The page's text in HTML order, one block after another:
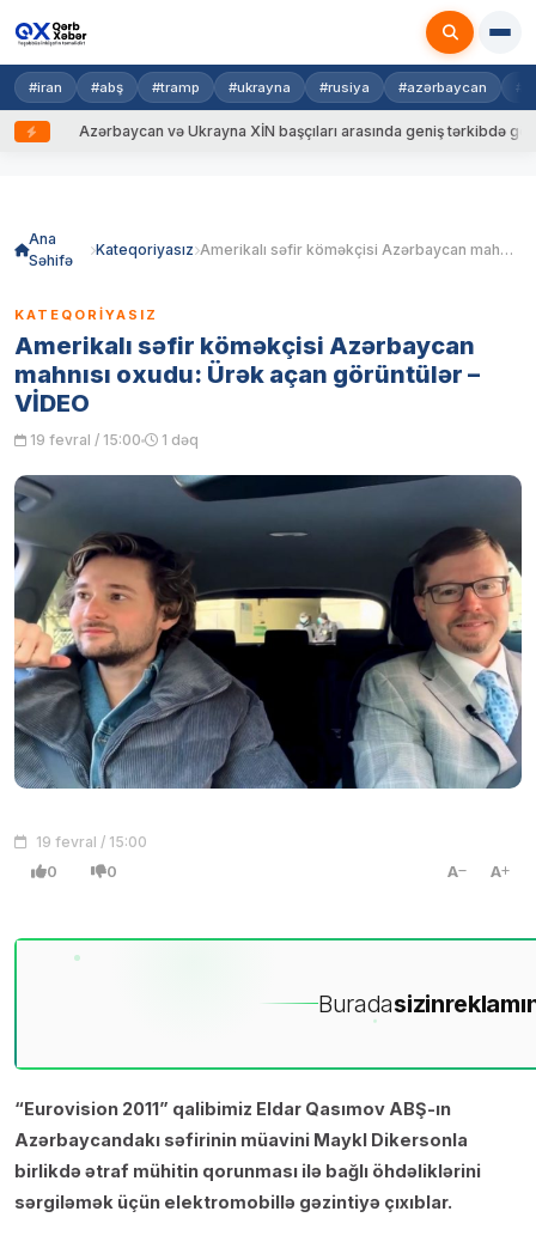
#iran #abş #tramp #ukrayna #rusiya #azərbaycan
Azərbaycan və Ukrayna XİN başçıları arasında geniş tərkibdə görüş
Ana
Səhifə
Kateqoriyasız Amerikalı səfir köməkçisi Azərbaycan mahnısı oxudu: Ürək açan görüntülər – VİDEO
KATEQORIYASIZ
Amerikalı səfir köməkçisi Azərbaycan
mahnısı oxudu: Ürək açan görüntülər –
VİDEO
19 fevral / 15:00 1 dəq
19 fevral / 15:00
0 0 A A
Buradasizin
“Eurovision 2011” qalibimiz Eldar Qasımov ABŞ-ın
Azərbaycandakı səfirinin müavini Maykl Dikersonla
birlikdə ətraf mühitin qorunması ilə bağlı öhdəliklərini
sərgiləmək üçün elektromobillə gəzintiyə çıxıblar.